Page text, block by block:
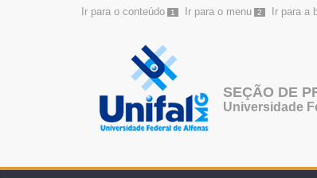
Ir para o conteúdo 1 Ir para o menu 2 Ir para a
SEÇÃO DE
Universidade